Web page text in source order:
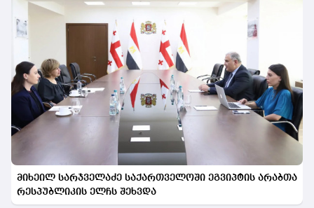
მიხეილ სარჯველაძე საქართველოში ეგვიპტის არაბთა
რესპუბლიკის ელჩს შეხვდა